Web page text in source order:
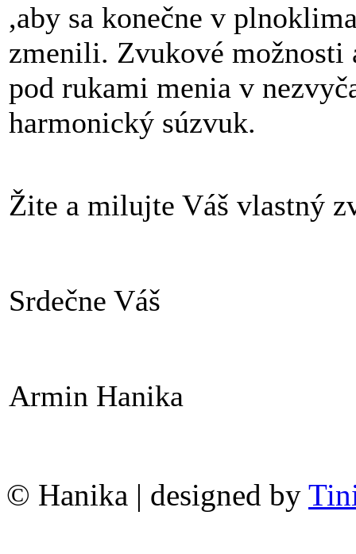
,aby sa konečne v
zmenili. Zvukové možnosti
pod rukami menia v
harmonický súzvuk.
Žite a milujte Váš vlastný
Srdečne Váš
Armin Hanika
© Hanika | designed by